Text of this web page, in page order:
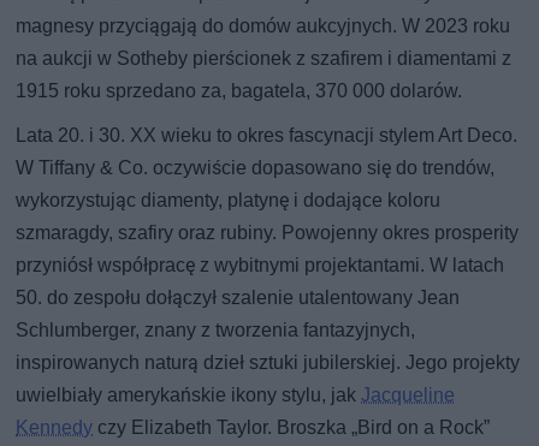
magnesy przyciągają do domów aukcyjnych. W 2023 roku
na aukcji w Sotheby pierścionek z szafirem i diamentami z
1915 roku sprzedano za, bagatela, 370 000 dolarów.
Lata 20. i 30. XX wieku to okres fascynacji stylem Art Deco.
W Tiffany & Co. oczywiście dopasowano się do trendów,
wykorzystując diamenty, platynę i dodające koloru
szmaragdy, szafiry oraz rubiny. Powojenny okres prosperity
przyniósł współpracę z wybitnymi projektantami. W latach
50. do zespołu dołączył szalenie utalentowany Jean
Schlumberger, znany z tworzenia fantazyjnych,
inspirowanych naturą dzieł sztuki jubilerskiej. Jego projekty
uwielbiały amerykańskie ikony stylu, jakJacqueline
Kennedy czy Elizabeth Taylor. Broszka „Bird on a Rock”